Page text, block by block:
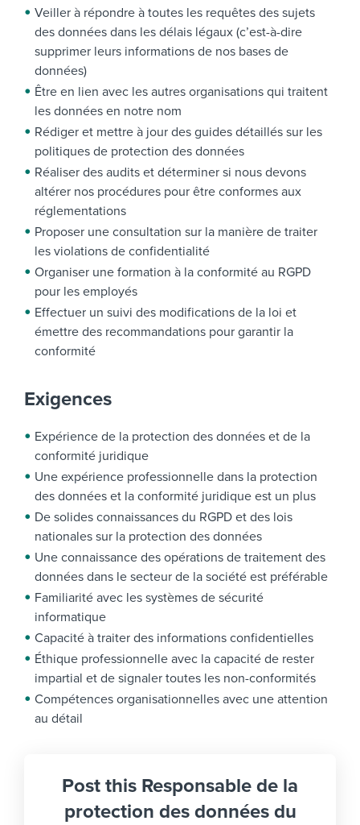
Veiller à répondre à toutes les requêtes des sujets
des données dans les délais légaux (c’est-à-dire
supprimer leurs informations de nos bases de
données)
Être en lien avec les autres organisations qui traitent
les données en notre nom
Rédiger et mettre à jour des guides détaillés sur les
politiques de protection des données
Réaliser des audits et déterminer si nous devons
altérer nos procédures pour être conformes aux
réglementations
Proposer une consultation sur la manière de traiter
les violations de confidentialité
Organiser une formation à la conformité au RGPD
pour les employés
Effectuer un suivi des modifications de la loi et
émettre des recommandations pour garantir la
conformité
Exigences
Expérience de la protection des données et de la
conformité juridique
Une expérience professionnelle dans la protection
des données et la conformité juridique est un plus
De solides connaissances du RGPD et des lois
nationales sur la protection des données
Une connaissance des opérations de traitement des
données dans le secteur de la société est préférable
Familiarité avec les systèmes de sécurité
informatique
Capacité à traiter des informations confidentielles
Éthique professionnelle avec la capacité de rester
impartial et de signaler toutes les non-conformités
Compétences organisationnelles avec une attention
au détail
Post this Responsable de la
protection des données du